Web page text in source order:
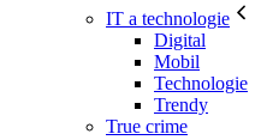
IT a technologie
Digital
Mobil
Technologie
Trendy
True crime